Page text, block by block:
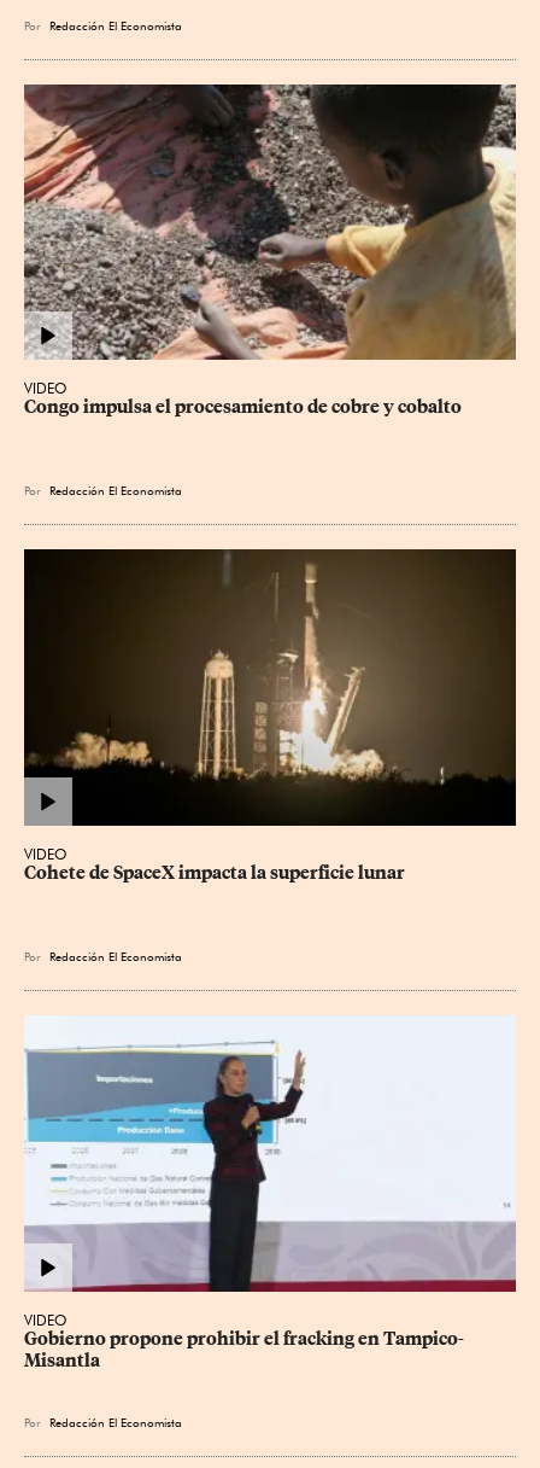
Por Redacción El Economista
VIDEO
Congo impulsa el procesamiento de cobre y cobalto
Por Redacción El Economista
VIDEO
Cohete de SpaceX impacta la superficie lunar
Por Redacción El Economista
VIDEO
Gobierno propone prohibir el fracking en Tampico-
Misantla
Por Redacción El Economista